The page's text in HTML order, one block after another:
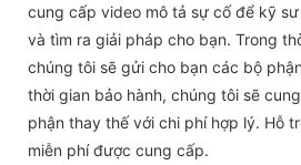
cung cấp video mô tả sự cố để kỹ
và tìm ra giải pháp cho bạn. Trong
chúng tôi sẽ gửi cho bạn các bộ
thời gian bảo hành, chúng tôi sẽ
phận thay thế với chi phí hợp lý. Hỗ
miễn phí được cung cấp.